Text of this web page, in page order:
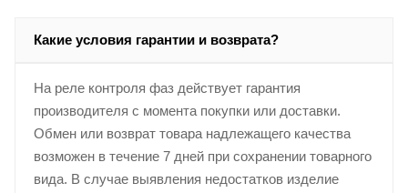
Какие условия гарантии и возврата?
На реле контроля фаз действует гарантия
производителя с момента покупки или доставки.
Обмен или возврат товара надлежащего качества
возможен в течение 7 дней при сохранении товарного
вида. В случае выявления недостатков изделие